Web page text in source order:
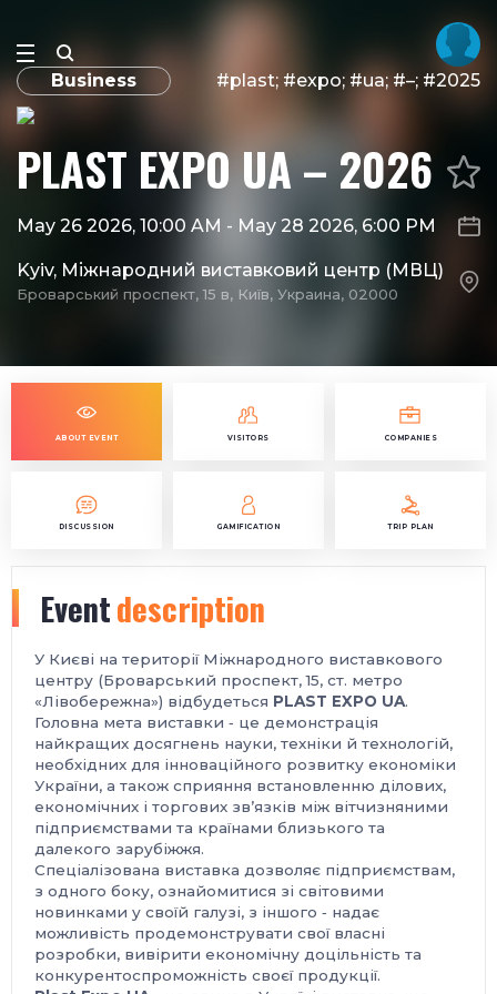
Business #plast; #expo; #ua; #–; #2025
PLAST EXPO UA – 2026
May 26 2026, 10:00 AM - May 28 2026, 6:00 PM
Kyiv, Міжнародний виставковий центр (МВЦ)
Броварський проспект, 15 в, Київ, Украина, 02000
ABOUT EVENT VISITORS COMPANIES
DISCUSSION GAMIFICATION TRIP PLAN
Eventdescription
У Києві на території Міжнародного виставкового
центру (Броварський проспект, 15, ст. метро
«Лівобережна») відбудеться PLAST EXPO UA.
Головна мета виставки ‑ це демонстрація
найкращих досягнень науки, техніки й технологій,
необхідних для інноваційного розвитку економіки
України, а також сприяння встановленню ділових,
економічних і торгових зв’язків між вітчизняними
підприємствами та країнами близького та
далекого зарубіжжя.
Спеціалізована виставка дозволяє підприємствам,
з одного боку, ознайомитися зі світовими
новинками у своїй галузі, з іншого ‑ надає
можливість продемонструвати свої власні
розробки, вивірити економічну доцільність та
конкурентоспроможність своєї продукції.